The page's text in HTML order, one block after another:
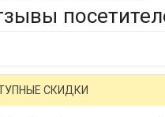
СКИДКИ